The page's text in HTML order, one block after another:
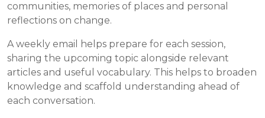
communities, memories of places and personal
reflections on change.
A weekly email helps prepare for each session,
sharing the upcoming topic alongside relevant
articles and useful vocabulary. This helps to broaden
knowledge and scaffold understanding ahead of
each conversation.